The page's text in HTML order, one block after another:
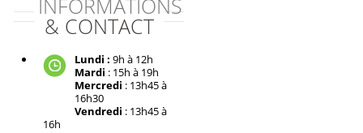
INFORMATIONS
& CONTACT
Lundi : 9h à 12h
Mardi : 15h à 19h
Mercredi : 13h45 à
16h30
Vendredi : 13h45 à
16h